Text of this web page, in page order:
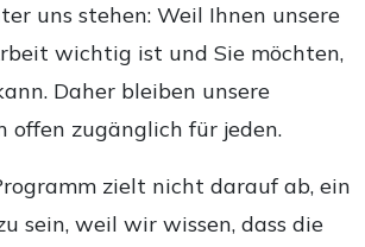
uns stehen: Weil Ihnen unsere
wichtig ist und Sie möchten,
Daher bleiben unsere
offen zugänglich für jeden.
zielt nicht darauf ab, ein
sein, weil wir wissen, dass die